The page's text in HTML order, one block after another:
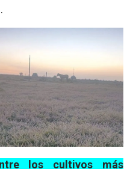
los cultivos más